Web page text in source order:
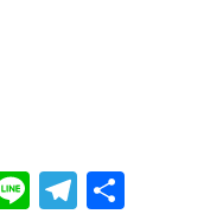
LineTelegram